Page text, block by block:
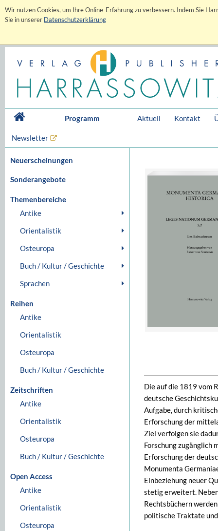
Wir nutzen Cookies, um Ihre Online-Erfahrung zu verbessern. Indem Sie
Sie in unserer Datenschutzerklärung
Programm Aktuell Kontakt
Newsletter
Neuerscheinungen
Sonderangebote
Themenbereiche
Antike
Orientalistik
Osteuropa
Buch / Kultur / Geschichte
Sprachen
Reihen
Antike
Orientalistik
Osteuropa
Buch / Kultur / Geschichte
Zeitschriften
Antike
Orientalistik
Osteuropa
Buch / Kultur / Geschichte
Open Access
Antike
Orientalistik
Osteuropa
Die auf die 1819 vom
deutsche
Aufgabe, durch
Erforschung der
Ziel verfolgen sie
Forschung zugänglich
Erforschung der
Monumenta
Einbeziehung neuer
stetig erweitert.
Rechtsbüchern
politische Traktate